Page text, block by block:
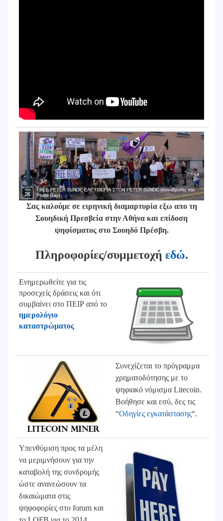
Σας καλούμε σε ειρηνική διαμαρτυρία εξω απο τη
Σουηδική Πρεσβεία στην Αθήνα και επίδοση
ψηφίσματος στο Σουηδό Πρέσβη.
Πληροφορίες/συμμετοχή εδώ.
Ενημερωθείτε για τις
προσεχείς δράσεις και ότι
συμβαίνει στο ΠΕΙΡ από το
ημερολόγιο
καταστρώματος
Συνεχίζεται το πρόγραμμα
χρηματοδότησης με το
ψηφιακό νόμισμα Litecoin.
Βοήθησε και εσύ, δες τις
“Οδηγίες εγκατάστασης“.
Υπενθύμιση προς τα μέλη
να μεριμνήσουν για την
καταβολή της συνδρομής
ώστε ανανεώσουν τα
δικαιώματα στις
ψηφοφορίες στο forum και